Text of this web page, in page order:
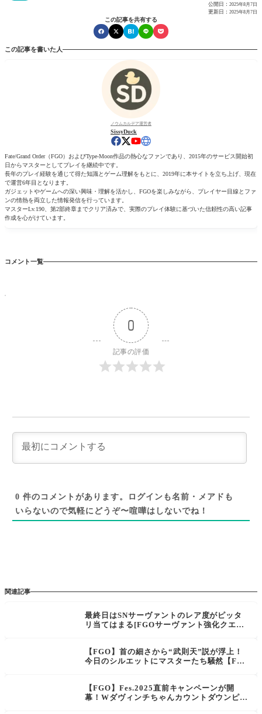
公開日： 2025年8月7日
更新日： 2025年8月7日
この記事を共有する
この記事を書いた人
ノウムカルデア運営者
SissyDuck
Fate/Grand Order（FGO）およびType-Moon作品の熱心なファンであり、2015年のサービス開始初
日からマスターとしてプレイを継続中です。
長年のプレイ経験を通じて得た知識とゲーム理解をもとに、2019年に本サイトを立ち上げ、現在
で運営6年目となります。
ガジェットやゲームへの深い興味・理解を活かし、FGOを楽しみながら、プレイヤー目線とファ
ンの情熱を両立した情報発信を行っています。
マスターLv.190、第2部終章までクリア済みで、実際のプレイ体験に基づいた信頼性の高い記事
作成を心がけています。
コメント一覧
0
記事の評価
0 件のコメントがあります。ログインも名前・メアドも
いらないので気軽にどうぞ〜喧嘩はしないでね！
関連記事
最終日はSNサーヴァントのレア度がピッタ
リ当てはまる[FGOサーヴァント強化クエス
【FGO】首の細さから“武則天”説が浮上！
今日のシルエットにマスターたち騒然【FG
【FGO】Fes.2025直前キャンペーンが開
幕！Wダヴィンチちゃんカウントダウンピッ